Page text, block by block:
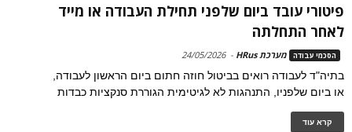
פיטורי עובד ביום שלפני תחילת העבודה או מייד
לאחר התחלתה
הסכמי עבודה מערכת HRus -
24/05/2026
בתיה"ד לעבודה רואים בביטול חוזה חתום ביום הראשון לעבודה,
או ביום שלפניו, התנהגות לא לגיטימית הגוררת סנקציות כבדות
קרא עוד